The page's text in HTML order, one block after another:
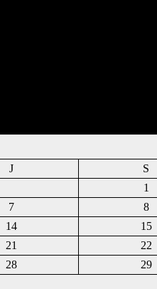
J S
1
7 8
14 15
21 22
28 29